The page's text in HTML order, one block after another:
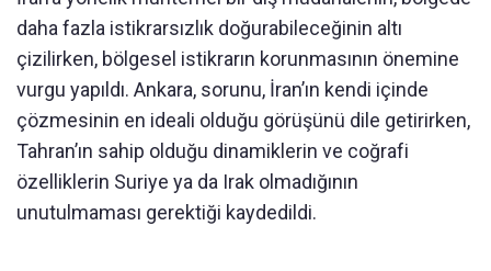
daha fazla istikrarsızlık doğurabileceğinin altı
çizilirken, bölgesel istikrarın korunmasının önemine
vurgu yapıldı. Ankara, sorunu, İran’ın kendi içinde
çözmesinin en ideali olduğu görüşünü dile getirirken,
Tahran’ın sahip olduğu dinamiklerin ve coğrafi
özelliklerin Suriye ya da Irak olmadığının
unutulmaması gerektiği kaydedildi.